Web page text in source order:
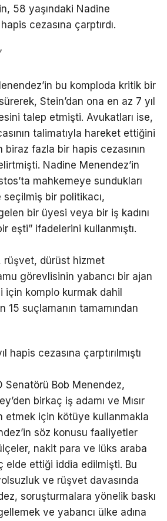
58 yaşındaki Nadine
cezasına çarptırdı.
bu komploda kritik bir
Stein’dan ona en az 7 yıl
talep etmişti. Avukatları ise,
talimatıyla hareket ettiğini
biraz fazla bir hapis cezasının
Nadine Menendez’in
mahkemeye sundukları
bir politikacı,
bir üyesi veya bir iş kadını
eşti” ifadelerini kullanmıştı.
rüşvet, dürüst hizmet
görevlisinin yabancı bir ajan
için komplo kurmak dahil
15 suçlamanın tamamından
hapis cezasına çarptırılmıştı
Senatörü Bob Menendez,
birkaç iş adamı ve Mısır
etmek için kötüye kullanmakla
söz konusu faaliyetler
nakit para ve lüks araba
elde ettiği iddia edilmişti. Bu
ve rüşvet davasında
soruşturmalara yönelik baskı
ve yabancı ülke adına